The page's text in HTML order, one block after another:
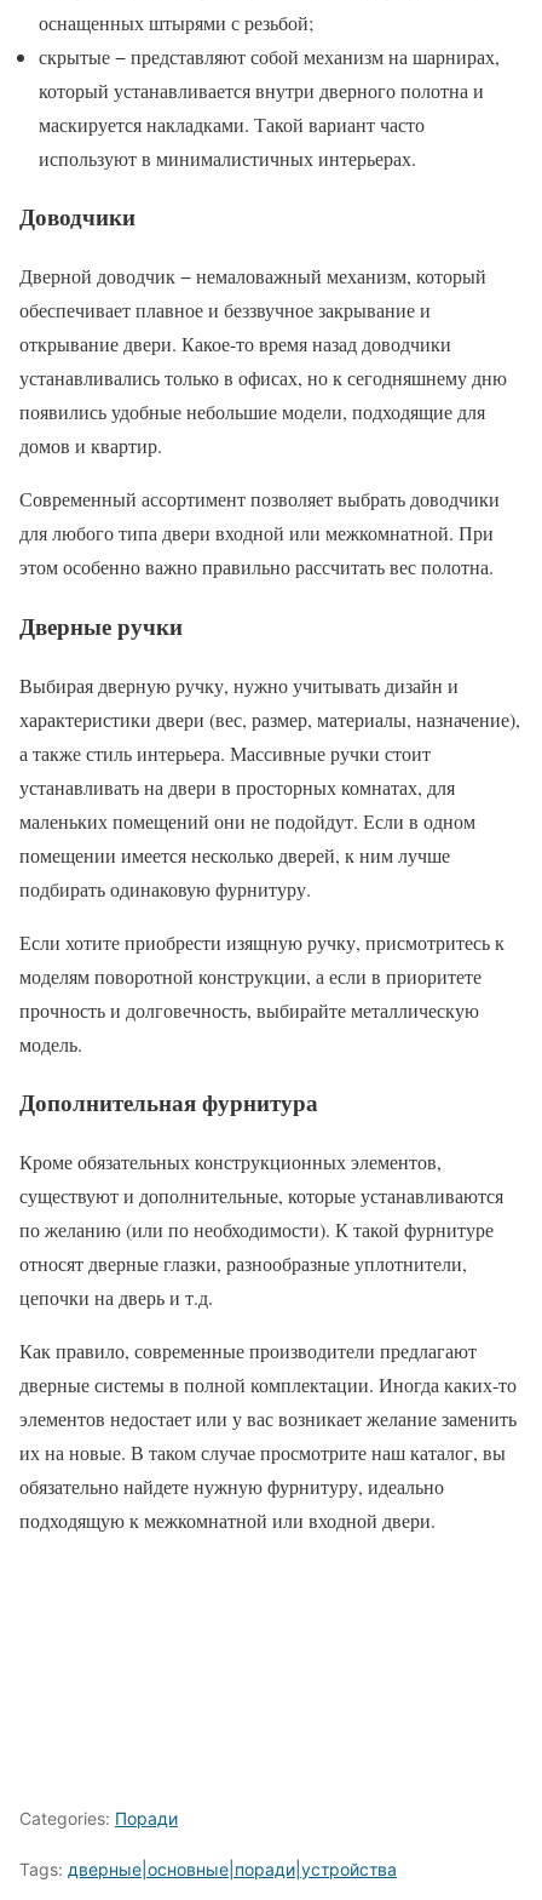
оснащенных штырями с резьбой;
скрытые − представляют собой механизм на шарнирах,
который устанавливается внутри дверного полотна и
маскируется накладками. Такой вариант часто
используют в минималистичных интерьерах.
Доводчики
Дверной доводчик − немаловажный механизм, который
обеспечивает плавное и беззвучное закрывание и
открывание двери. Какое-то время назад доводчики
устанавливались только в офисах, но к сегодняшнему дню
появились удобные небольшие модели, подходящие для
домов и квартир.
Современный ассортимент позволяет выбрать доводчики
для любого типа двери входной или межкомнатной. При
этом особенно важно правильно рассчитать вес полотна.
Дверные ручки
Выбирая дверную ручку, нужно учитывать дизайн и
характеристики двери (вес, размер, материалы, назначение),
а также стиль интерьера. Массивные ручки стоит
устанавливать на двери в просторных комнатах, для
маленьких помещений они не подойдут. Если в одном
помещении имеется несколько дверей, к ним лучше
подбирать одинаковую фурнитуру.
Если хотите приобрести изящную ручку, присмотритесь к
моделям поворотной конструкции, а если в приоритете
прочность и долговечность, выбирайте металлическую
модель.
Дополнительная фурнитура
Кроме обязательных конструкционных элементов,
существуют и дополнительные, которые устанавливаются
по желанию (или по необходимости). К такой фурнитуре
относят дверные глазки, разнообразные уплотнители,
цепочки на дверь и т.д.
Как правило, современные производители предлагают
дверные системы в полной комплектации. Иногда каких-то
элементов недостает или у вас возникает желание заменить
их на новые. В таком случае просмотрите наш каталог, вы
обязательно найдете нужную фурнитуру, идеально
подходящую к межкомнатной или входной двери.
Categories: Поради
Tags: дверные|основные|поради|устройства